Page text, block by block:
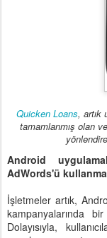
Quicken Loans, artık
tamamlanmış olan
Android
AdWords'ü kullanma
İşletmeler artık,
kampanyalarında
Dolayısıyla,